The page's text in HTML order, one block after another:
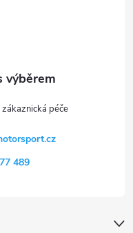
489